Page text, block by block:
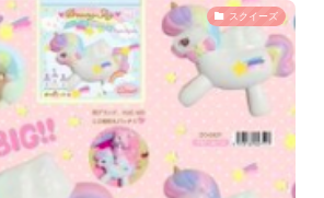
スクイーズ